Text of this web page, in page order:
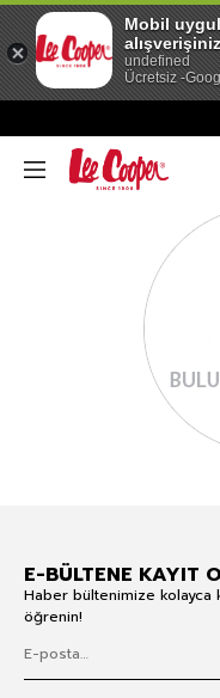
E-BÜLTENE KAYIT
Haber bültenimize
öğrenin!
Mobil
undefined
Ücretsiz -